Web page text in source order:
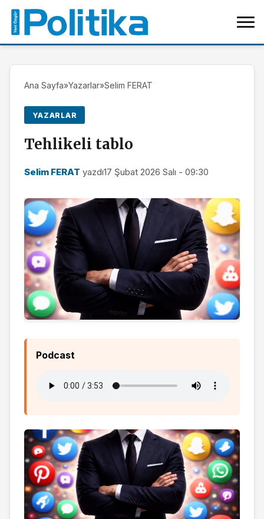
Ana Sayfa»Yazarlar»Selim FERAT
YAZARLAR
Tehlikeli tablo
Selim FERAT yazdı17 Şubat 2026 Salı - 09:30
Podcast